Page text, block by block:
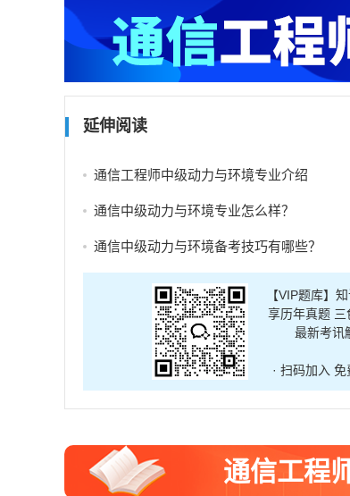
延伸阅读
通信工程师中级动力与环境专业介绍
通信中级动力与环境专业怎么样？
通信中级动力与环境备考技巧有哪些？
【VIP题库】
享历年真题 三
最新考讯
· 扫码加入 免
通信工程